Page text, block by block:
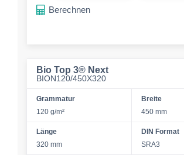
Berechnen
Bio Top 3® Next
BION120/450X320
Grammatur
120 g/m²
Breite
450 mm
Länge
320 mm
DIN Format
SRA3